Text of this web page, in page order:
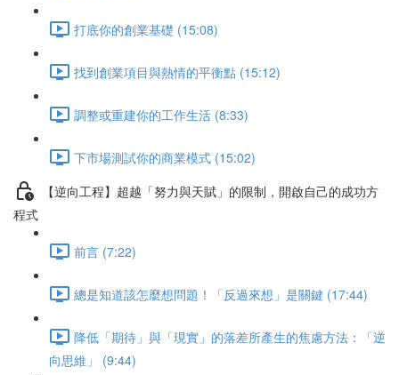
打底你的創業基礎 (15:08)
找到創業項目與熱情的平衡點 (15:12)
調整或重建你的工作生活 (8:33)
下市場測試你的商業模式 (15:02)
【逆向工程】超越「努力與天賦」的限制，開啟自己的成功方
程式
前言 (7:22)
總是知道該怎麼想問題！「反過來想」是關鍵 (17:44)
降低「期待」與「現實」的落差所產生的焦慮方法：「逆
向思維」 (9:44)